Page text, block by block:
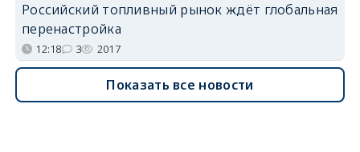
Российский топливный рынок ждёт глобальная
перенастройка
12:18 3 2017
Показать все новости